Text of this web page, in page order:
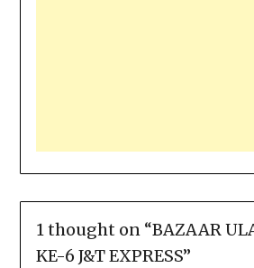
1 thought on “BAZAAR
KE-6 J&T EXPRESS”